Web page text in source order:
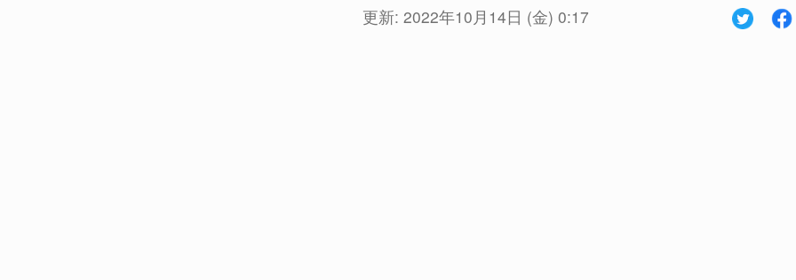
更新: 2022年10月14日 (金) 0:17